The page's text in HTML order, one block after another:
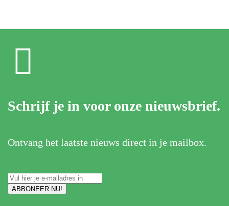
Schrijf je in voor onze nieuwsbrief.
Ontvang het laatste nieuws direct in je mailbox.